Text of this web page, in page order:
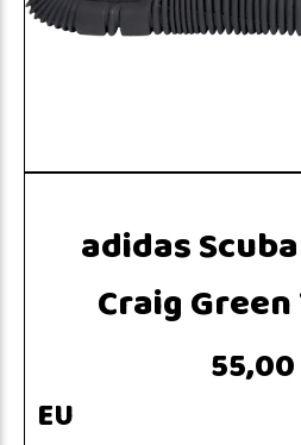
adidas
Craig
EU